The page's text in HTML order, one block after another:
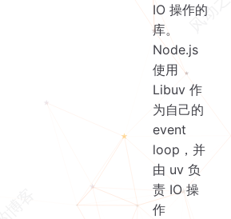
IO 操作的
库。
Node.js
使用
Libuv 作
为自己的
event
loop，并
由 uv 负
责 IO 操
作